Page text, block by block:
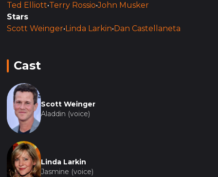
Ted Elliott•Terry Rossio•John Musker
Stars
Scott Weinger• Linda Larkin• Dan Castellaneta
Cast
Scott Weinger
Aladdin (voice)
Linda Larkin
Jasmine (voice)